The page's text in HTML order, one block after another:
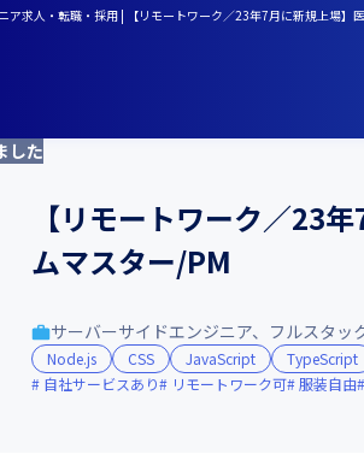
ア求人・転職・採用 | 【リモートワーク／23年7月に新規上場】
した
【リモートワーク／23
ムマスター/PM
サーバーサイドエンジニア、フルスタッ
Node.js CSS JavaScript
TypeScript
自社サービスあり
リモートワーク可 服装自由